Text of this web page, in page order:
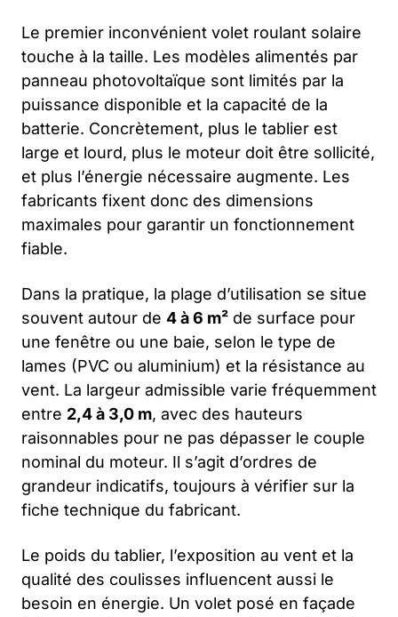
Le premier inconvénient volet roulant solaire
touche à la taille. Les modèles alimentés par
panneau photovoltaïque sont limités par la
puissance disponible et la capacité de la
batterie. Concrètement, plus le tablier est
large et lourd, plus le moteur doit être sollicité,
et plus l’énergie nécessaire augmente. Les
fabricants fixent donc des dimensions
maximales pour garantir un fonctionnement
fiable.
Dans la pratique, la plage d’utilisation se situe
souvent autour de 4 à 6 m² de surface pour
une fenêtre ou une baie, selon le type de
lames (PVC ou aluminium) et la résistance au
vent. La largeur admissible varie fréquemment
entre 2,4 à 3,0 m, avec des hauteurs
raisonnables pour ne pas dépasser le couple
nominal du moteur. Il s’agit d’ordres de
grandeur indicatifs, toujours à vérifier sur la
fiche technique du fabricant.
Le poids du tablier, l’exposition au vent et la
qualité des coulisses influencent aussi le
besoin en énergie. Un volet posé en façade